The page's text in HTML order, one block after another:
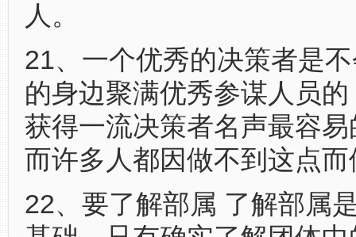
人。
21、一个优秀的决策者是
的身边聚满优秀参谋人员
获得一流决策者名声最容
而许多人都因做不到这点
22、要了解部属 了解部属